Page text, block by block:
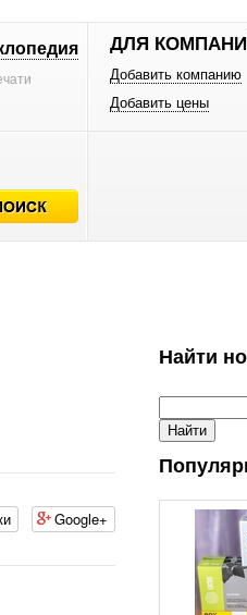
ДЛЯ
Добавить компанию
Добавить цены
Google+
Найти